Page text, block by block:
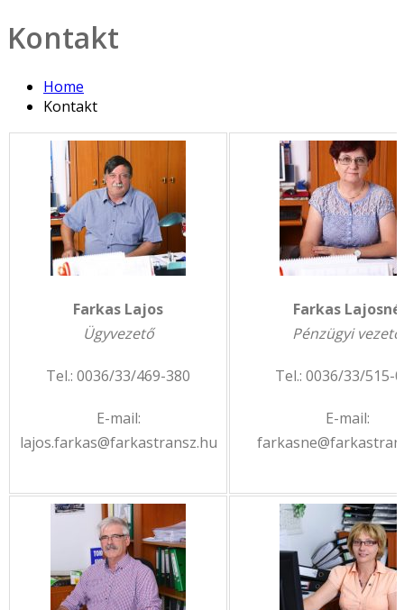
Kontakt
Home
Kontakt
Farkas Lajos
Ügyvezető
Tel.: 0036/33/469-380
E-mail:
lajos.farkas@farkastransz.hu
Farkas Lajosné
Pénzügyi vezető
Tel.: 0036/33/515-
E-mail: